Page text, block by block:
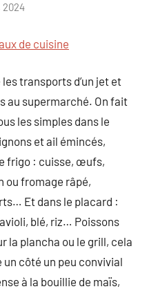
2024
de cuisine
transports d’un jet et
au supermarché. On fait
les simples dans le
et ail émincés,
frigo : cuisse, œufs,
ou fromage râpé,
Et dans le placard :
blé, riz… Poissons
la plancha ou le grill, cela
côté un peu convivial
à la bouillie de maïs,